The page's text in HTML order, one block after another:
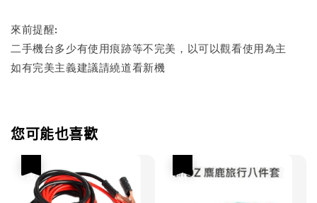
來前提醒:
二手機台多少有使用痕跡等不完美，以可以觀看使用為主
如有完美主義建議請繞道看新機
您可能也喜歡